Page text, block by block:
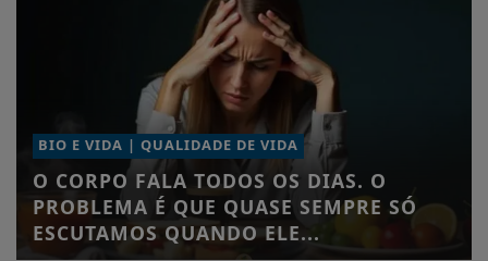
BIO E VIDA | QUALIDADE DE VIDA
O CORPO FALA TODOS OS DIAS. O
PROBLEMA É QUE QUASE SEMPRE SÓ
ESCUTAMOS QUANDO ELE...